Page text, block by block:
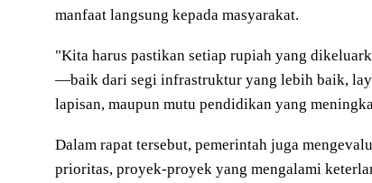
manfaat langsung kepada masyarakat.
"Kita harus pastikan setiap rupiah yang
—baik dari segi infrastruktur yang lebih baik,
lapisan, maupun mutu pendidikan yang
Dalam rapat tersebut, pemerintah juga
prioritas, proyek-proyek yang mengalami